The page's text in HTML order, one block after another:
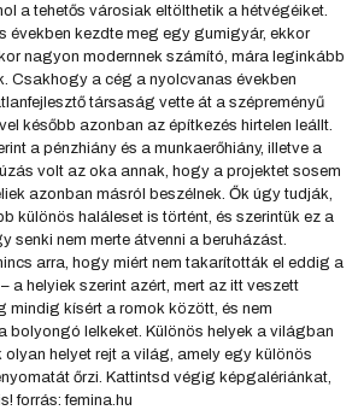
a tehetős városiak eltölthetik a hétvégéiket.
években kezdte meg egy gumigyár, ekkor
nagyon modernnek számító, mára leginkább
Csakhogy a cég a nyolcvanas években
társaság vette át a szépreményű
később azonban az építkezés hirtelen leállt.
a pénzhiány és a munkaerőhiány, illetve a
volt az oka annak, hogy a projektet sosem
azonban másról beszélnek. Ők úgy tudják,
különös haláleset is történt, és szerintük ez a
senki nem merte átvenni a beruházást.
arra, hogy miért nem takarították el eddig a
a helyiek szerint azért, mert az itt veszett
mindig kísért a romok között, és nem
bolyongó lelkeket. Különös helyek a világban
helyet rejt a világ, amely egy különös
őrzi. Kattintsd végig képgalériánkat,
forrás: femina.hu